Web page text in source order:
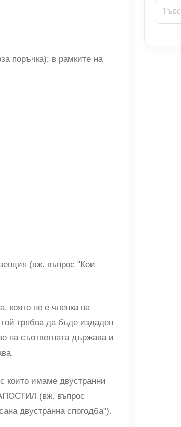
поръчка); в рамките на
(вж. въпрос "Кои
която не е членка на
трябва да бъде издаден
на съответната държава и
които имаме двустранни
(вж. въпрос
двустранна спогодба").